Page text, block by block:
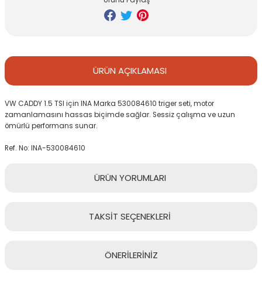
ÜRÜN AÇIKLAMASI
VW CADDY 1.5 TSI için INA Marka 530084610 triger seti, motor
zamanlamasını hassas biçimde sağlar. Sessiz çalışma ve uzun
ömürlü performans sunar.
Ref. No: INA-530084610
ÜRÜN YORUMLARI
TAKSİT SEÇENEKLERİ
ÖNERİLERİNİZ